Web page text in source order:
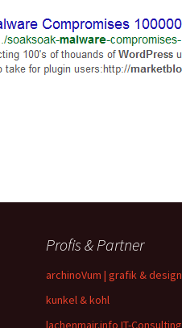
Profis & Partner
archinoVum | grafik & design
kunkel & kohl
lachenmair.info IT-Consulting